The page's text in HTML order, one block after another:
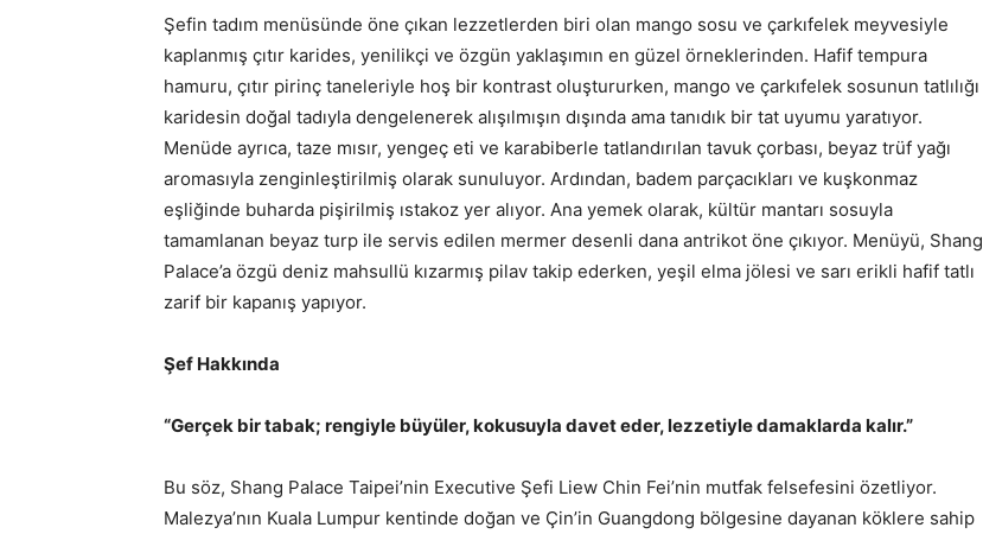
Şefin tadım menüsünde öne çıkan lezzetlerden biri olan mango sosu ve çarkıfelek meyvesiyle
kaplanmış çıtır karides, yenilikçi ve özgün yaklaşımın en güzel örneklerinden. Hafif tempura
hamuru, çıtır pirinç taneleriyle hoş bir kontrast oluştururken, mango ve çarkıfelek sosunun tatlılığı
karidesin doğal tadıyla dengelenerek alışılmışın dışında ama tanıdık bir tat uyumu yaratıyor.
Menüde ayrıca, taze mısır, yengeç eti ve karabiberle tatlandırılan tavuk çorbası, beyaz trüf yağı
aromasıyla zenginleştirilmiş olarak sunuluyor. Ardından, badem parçacıkları ve kuşkonmaz
eşliğinde buharda pişirilmiş ıstakoz yer alıyor. Ana yemek olarak, kültür mantarı sosuyla
tamamlanan beyaz turp ile servis edilen mermer desenli dana antrikot öne çıkıyor. Menüyü, Shang
Palace’a özgü deniz mahsullü kızarmış pilav takip ederken, yeşil elma jölesi ve sarı erikli hafif tatlı
zarif bir kapanış yapıyor.
Şef Hakkında
“Gerçek bir tabak; rengiyle büyüler, kokusuyla davet eder, lezzetiyle damaklarda kalır.”
Bu söz, Shang Palace Taipei’nin Executive Şefi Liew Chin Fei’nin mutfak felsefesini özetliyor.
Malezya’nın Kuala Lumpur kentinde doğan ve Çin’in Guangdong bölgesine dayanan köklere sahip